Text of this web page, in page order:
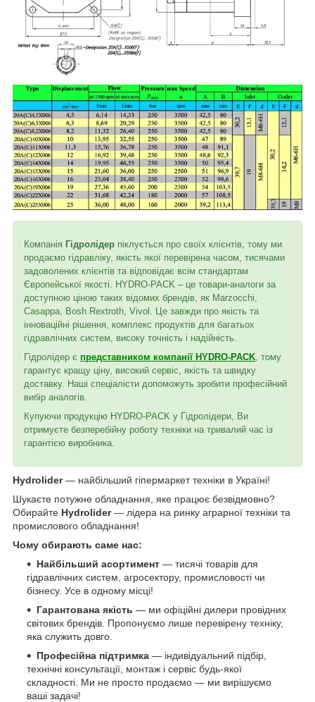
Компанія Гідролідер піклується про своїх клієнтів, тому ми
продаємо гідравліку, якість якої перевірена часом, тисячами
задоволених клієнтів та відповідає всім стандартам
Європейської якості. HYDRO-PACK – це товари-аналоги за
доступною ціною таких відомих брендів, як Marzocchi,
Casappa, Bosh Rextroth, Vivol. Це завжди про якість та
інноваційні рішення, комплекс продуктів для багатьох
гідравлічних систем, високу точність і надійність.
Гідролідер є представником компанії HYDRO-PACK, тому
гарантує кращу ціну, високий сервіс, якість та швидку
доставку. Наші спеціалісти допоможуть зробити професійний
вибір аналогів.
Купуючи продукцію HYDRO-PACK у Гідролідери, Ви
отримуєте безперебійну роботу техніки на тривалий час із
гарантією виробника.
Hydrolider— найбільший гіпермаркет техніки в Україні!
Шукаєте потужне обладнання, яке працює безвідмовно?
Обирайте Hydrolider— лідера на ринку аграрної техніки та
промислового обладнання!
Чому обирають саме нас:
Найбільший асортимент — тисячі товарів для
гідравлічних систем, агросектору, промисловості чи
бізнесу. Усе в одному місці!
Гарантована якість — ми офіційні дилери провідних
світових брендів. Пропонуємо лише перевірену техніку,
яка служить довго.
Професійна підтримка — індивідуальний підбір,
технічні консультації, монтаж і сервіс будь-якої
складності. Ми не просто продаємо — ми вирішуємо
ваші задачі!